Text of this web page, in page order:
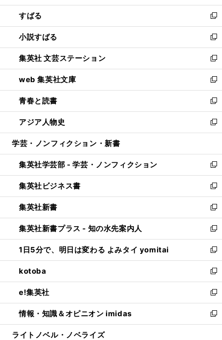
開
く
ウ
で
開
く
ン
ド
ウ
で
開
く
すばる
新
し
い
ウ
ィ
ン
ド
ウ
で
開
く
小説すばる
新
し
い
ウ
ィ
ン
ド
ウ
で
開
集英社 文芸ステーション
新
し
い
ウ
ィ
ン
ド
ウ
開
く
web 集英社文庫
新
し
い
ウ
ィ
ン
ウ
で
開
く
青春と読書
新
し
い
ウ
ン
ド
ウ
で
開
く
アジア人物史
新
し
ウ
ィ
ン
ド
ウ
で
開
く
学芸・ノンフィクション・新書
集英社学芸部 - 学芸・ノンフィクション
新
し
い
ウ
ィ
ン
ド
ウ
で
開
く
集英社ビジネス書
新
し
い
ウ
ィ
ン
ド
ウ
で
開
く
集英社新書
新
し
い
ウ
ィ
ン
ド
ウ
で
開
く
集英社新書プラス - 知の水先案内人
新
し
い
ウ
ィ
ン
ド
ウ
で
開
1日5分で、明日は変わる よみタイ yomitai
新
し
い
ウ
ィ
ン
ド
ウ
kotoba
新
し
い
ウ
ィ
ン
e!集英社
新
し
い
ウ
情報・知識＆オピニオン imidas
新
し
ライトノベル・ノベライズ